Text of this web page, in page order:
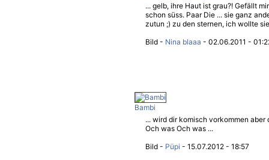
... gelb, ihre Haut ist grau?! Gefällt
schon süss. Paar Die ... sie ganz
zutun ;) zu den sternen, ich wollte
Bild - Nina blaaa - 02.06.2011 -
Bambi
... wird dir komisch vorkommen
Och was Och was ...
Bild - Püpi - 15.07.2012 - 18:57